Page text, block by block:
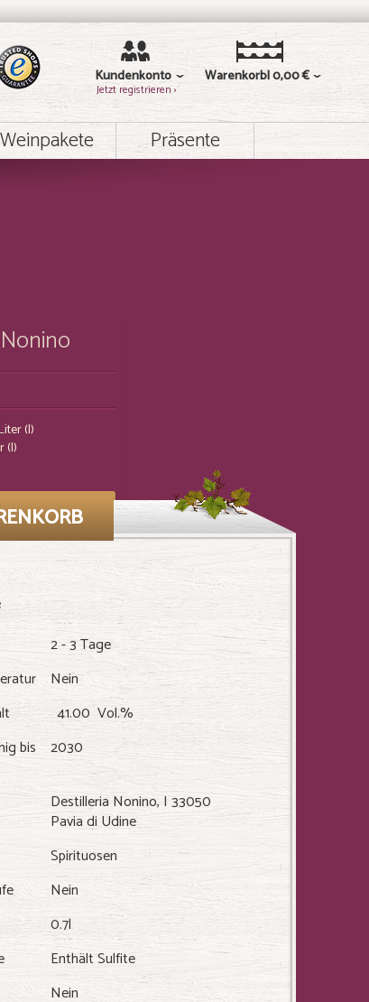
Kundenkonto
Jetzt registrieren ›
Warenkorb 0,00 €
Weinpakete Präsente
(l)
(l)
Wunschzettel
2 - 3 Tage
Nein
41.00 Vol.%
bis
2030
Destilleria Nonino, I 33050
Pavia di Udine
Spirituosen
Nein
0.7l
Enthält Sulfite
Nein